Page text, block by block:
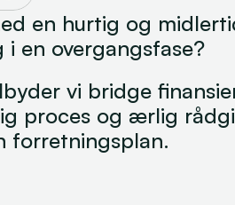
en hurtig og
i en overgangsfase?
vi bridge
proces og ærlig
forretningsplan.